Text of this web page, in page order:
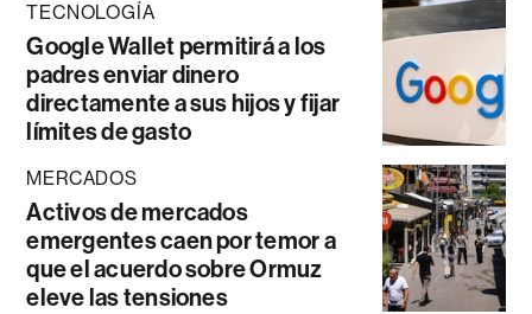
TECNOLOGÍA
Google Wallet permitirá a los
padres enviar dinero
directamente a sus hijos y fijar
límites de gasto
MERCADOS
Activos de mercados
emergentes caen por temor a
que el acuerdo sobre Ormuz
eleve las tensiones